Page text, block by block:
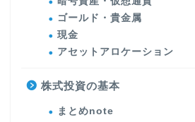
ゴールド・貴金属
現金
アセットアロケーション
株式投資の基本
まとめnote